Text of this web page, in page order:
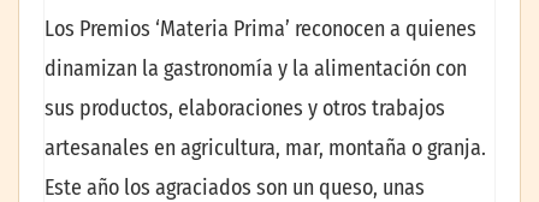
Los Premios ‘Materia Prima’ reconocen a quienes
dinamizan la gastronomía y la alimentación con
sus productos, elaboraciones y otros trabajos
artesanales en agricultura, mar, montaña o granja.
Este año los agraciados son un queso, unas